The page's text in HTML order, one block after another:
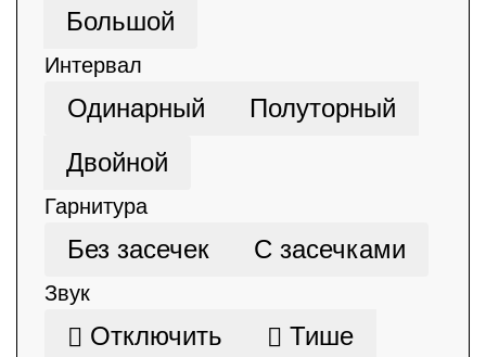
Большой
Интервал
Одинарный
Полуторный
Двойной
Гарнитура
Без засечек С засечками
Звук
Отключить
Тише